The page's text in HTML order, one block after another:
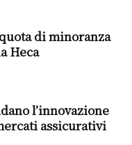
di minoranza
Heca
l’innovazione
assicurativi